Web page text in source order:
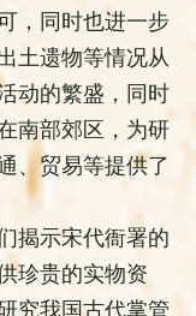
，同时也进一步
土遗物等情况从
动的繁盛，同时
南部郊区，为研
、贸易等提供了
示宋代衙署的
珍贵的实物资
究我国古代掌管